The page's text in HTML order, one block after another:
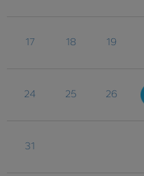
17 18 19
24 25 26
31